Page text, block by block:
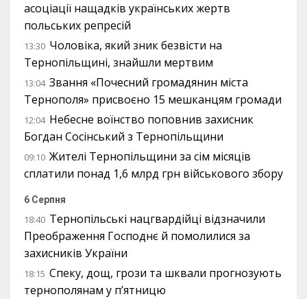
асоціації нащадків українських жертв
польських репресій
13:30 Чоловіка, який зник безвісти на
Тернопільщині, знайшли мертвим
13:04 Звання «Почесний громадянин міста
Тернополя» присвоєно 15 мешканцям громади
12:04 Небесне воїнство поповнив захисник
Богдан Сосінський з Тернопільщини
09:10 Жителі Тернопільщини за сім місяців
сплатили понад 1,6 млрд грн військового збору
6 Серпня
18:40 Тернопільські нацгвардійці відзначили
Преображення Господнє й помолилися за
захисників України
18:15 Спеку, дощ, грози та шквали прогнозують
тернополянам у п’ятницю